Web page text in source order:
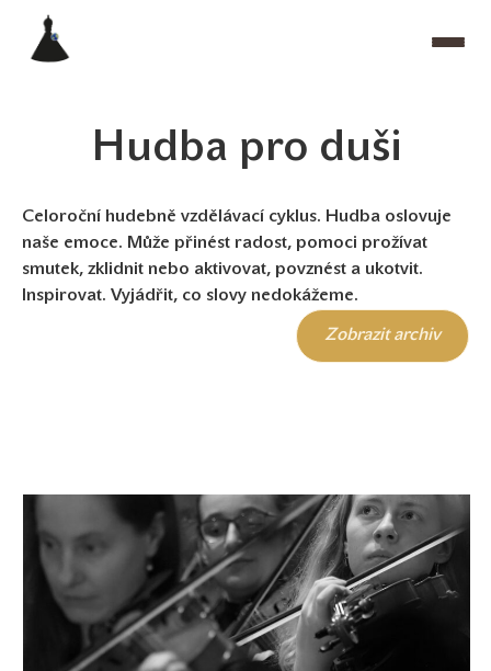
Hudba pro duši
Celoroční hudebně vzdělávací cyklus. Hudba oslovuje
naše emoce. Může přinést radost, pomoci prožívat
smutek, zklidnit nebo aktivovat, povznést a ukotvit.
Inspirovat. Vyjádřit, co slovy nedokážeme.
Zobrazit archiv